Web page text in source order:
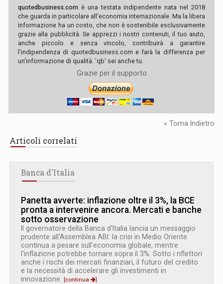
quotedbusiness.com è una testata indipendente nata nel 2018
che guarda in particolare all'economia internazionale. Ma la libera
informazione ha un costo, che non è sostenibile esclusivamente
grazie alla pubblicità. Se apprezzi i nostri contenuti, il tuo aiuto,
anche piccolo e senza vincolo, contribuirà a garantire
l'indipendenza di quotedbusiness.com e farà la differenza per
un'informazione di qualità. 'qb' sei anche tu.
Grazie per il supporto
« Torna Indietro
Articoli correlati
Banca d'Italia
Panetta avverte: inflazione oltre il 3%, la BCE
pronta a intervenire ancora. Mercati e banche
sotto osservazione
Il governatore della Banca d'Italia lancia un messaggio
prudente all'Assemblea ABI: la crisi in Medio Oriente
continua a pesare sull'economia globale, mentre
l'inflazione potrebbe tornare sopra il 3%. Sotto i riflettori
anche i rischi dei mercati finanziari, il futuro del credito
e la necessità di accelerare gli investimenti in
innovazione. [continua
]